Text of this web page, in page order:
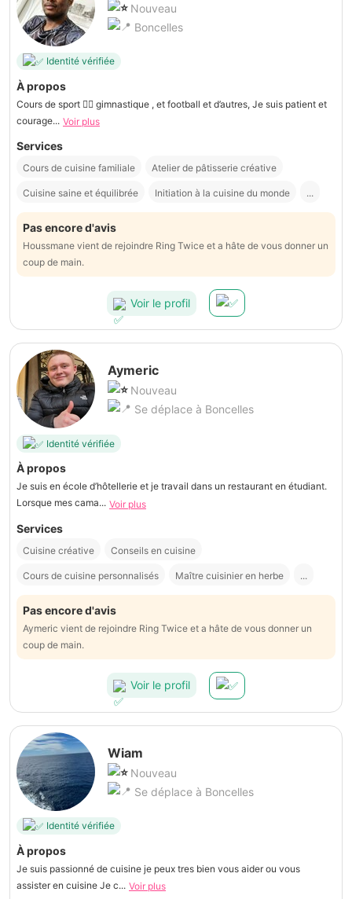
Nouveau
Boncelles
Identité vérifiée
À propos
Cours de sport 🏋️‍♀️ gimnastique , et football et d’autres, Je suis patient et
courage... Voir plus
Services
Cours de cuisine familiale Atelier de pâtisserie créative
Cuisine saine et équilibrée Initiation à la cuisine du monde ...
Pas encore d'avis
Houssmane vient de rejoindre Ring Twice et a hâte de vous donner un
coup de main.
Voir le profil
Aymeric
Nouveau
Se déplace à Boncelles
Identité vérifiée
À propos
Je suis en école d’hôtellerie et je travail dans un restaurant en étudiant.
Lorsque mes cama... Voir plus
Services
Cuisine créative Conseils en cuisine
Cours de cuisine personnalisés Maître cuisinier en herbe ...
Pas encore d'avis
Aymeric vient de rejoindre Ring Twice et a hâte de vous donner un
coup de main.
Voir le profil
Wiam
Nouveau
Se déplace à Boncelles
Identité vérifiée
À propos
Je suis passionné de cuisine je peux tres bien vous aider ou vous
assister en cuisine Je c... Voir plus